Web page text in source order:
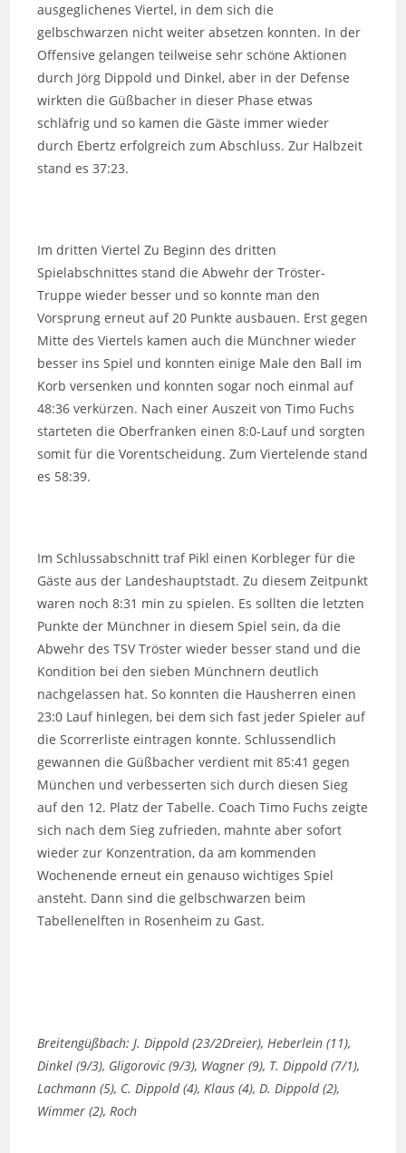
ausgeglichenes Viertel, in dem sich die
gelbschwarzen nicht weiter absetzen konnten. In der
Offensive gelangen teilweise sehr schöne Aktionen
durch Jörg Dippold und Dinkel, aber in der Defense
wirkten die Güßbacher in dieser Phase etwas
schläfrig und so kamen die Gäste immer wieder
durch Ebertz erfolgreich zum Abschluss. Zur Halbzeit
stand es 37:23.
Im dritten Viertel Zu Beginn des dritten
Spielabschnittes stand die Abwehr der Tröster-
Truppe wieder besser und so konnte man den
Vorsprung erneut auf 20 Punkte ausbauen. Erst gegen
Mitte des Viertels kamen auch die Münchner wieder
besser ins Spiel und konnten einige Male den Ball im
Korb versenken und konnten sogar noch einmal auf
48:36 verkürzen. Nach einer Auszeit von Timo Fuchs
starteten die Oberfranken einen 8:0-Lauf und sorgten
somit für die Vorentscheidung. Zum Viertelende stand
es 58:39.
Im Schlussabschnitt traf Pikl einen Korbleger für die
Gäste aus der Landeshauptstadt. Zu diesem Zeitpunkt
waren noch 8:31 min zu spielen. Es sollten die letzten
Punkte der Münchner in diesem Spiel sein, da die
Abwehr des TSV Tröster wieder besser stand und die
Kondition bei den sieben Münchnern deutlich
nachgelassen hat. So konnten die Hausherren einen
23:0 Lauf hinlegen, bei dem sich fast jeder Spieler auf
die Scorrerliste eintragen konnte. Schlussendlich
gewannen die Güßbacher verdient mit 85:41 gegen
München und verbesserten sich durch diesen Sieg
auf den 12. Platz der Tabelle. Coach Timo Fuchs zeigte
sich nach dem Sieg zufrieden, mahnte aber sofort
wieder zur Konzentration, da am kommenden
Wochenende erneut ein genauso wichtiges Spiel
ansteht. Dann sind die gelbschwarzen beim
Tabellenelften in Rosenheim zu Gast.
Breitengüßbach: J. Dippold (23/2Dreier), Heberlein (11),
Dinkel (9/3), Gligorovic (9/3), Wagner (9), T. Dippold (7/1),
Lachmann (5), C. Dippold (4), Klaus (4), D. Dippold (2),
Wimmer (2), Roch